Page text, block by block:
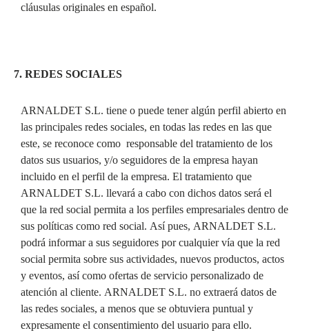
cláusulas originales en español.
7. REDES SOCIALES
ARNALDET S.L. tiene o puede tener algún perfil abierto en
las principales redes sociales, en todas las redes en las que
este, se reconoce como responsable del tratamiento de los
datos sus usuarios, y/o seguidores de la empresa hayan
incluido en el perfil de la empresa. El tratamiento que
ARNALDET S.L. llevará a cabo con dichos datos será el
que la red social permita a los perfiles empresariales dentro de
sus políticas como red social. Así pues, ARNALDET S.L.
podrá informar a sus seguidores por cualquier vía que la red
social permita sobre sus actividades, nuevos productos, actos
y eventos, así como ofertas de servicio personalizado de
atención al cliente. ARNALDET S.L. no extraerá datos de
las redes sociales, a menos que se obtuviera puntual y
expresamente el consentimiento del usuario para ello.